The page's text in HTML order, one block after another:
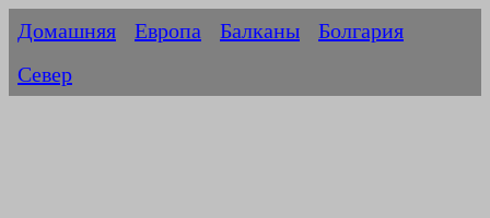
Домашняя Европа Балканы
Болгария
Север